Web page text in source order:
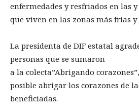
enfermedades y resfriados en las
que viven en las zonas más frías
La presidenta de DIF estatal
personas que se sumaron
a la colecta”Abrigando
posible abrigar los corazones de
beneficiadas.